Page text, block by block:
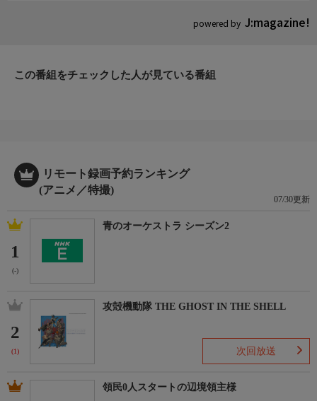
powered by J:magazine!
この番組をチェックした人が見ている番組
リモート録画予約ランキング
(アニメ／特撮)
07/30更新
1
(-)
青のオーケストラ シーズン2
2
(1)
攻殻機動隊 THE GHOST IN THE SHELL
次回放送
領民0人スタートの辺境領主様